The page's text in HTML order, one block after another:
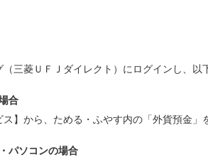
三菱ＵＦＪダイレクト）にログインし、以
合
】から、ためる・ふやす内の「外貨預金」
パソコンの場合